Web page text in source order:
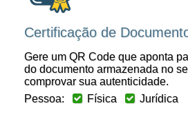
Certificação de
Gere um QR Code que aponta
do documento armazenada no
comprovar sua autenticidade.
Pessoa:
Física Jurídica